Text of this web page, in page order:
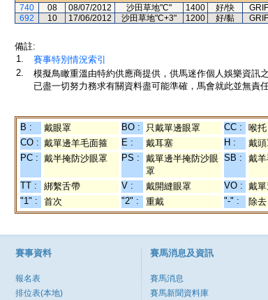
740
08 08/07/2012 沙田草地"C" 1400 好/快
692
10 17/06/2012 沙田草地"C+3" 1200 好/黏
備註:
1.
賽事特別情況索引
2.
模擬鳥瞰重溫由特約供應商提供，供馬迷作個人娛樂資訊
已盡一切努力務求有關資料盡可能準確，馬會就此並無責
B : 戴眼罩 BO : 只戴單邊眼罩 CC : 喉托
CO : 戴單邊羊毛面箍 E : 戴耳塞 H : 戴
PC : 戴半掩防沙眼罩 PS :
戴單邊半掩防沙眼
罩
SB : 戴
TT : 綁繫舌帶 V : 戴開縫眼罩 VO : 戴
"1" :
首次 "2" : 重戴 "-" : 除去
賽事資料
報名表
排位表(本地)
賽馬消息及資訊
賽馬消息
賽馬新聞資料庫